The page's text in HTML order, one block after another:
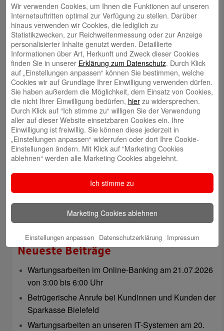
Christoph Kaleschke
Stephan Merkel
Rahel Neufeld
Natalia Tietz
Neueste Beiträge
Wartungsarbeiten im Online-Banking am 21.07.2026
von 3:00 bis 6:00 Uhr
Betrügerische Anrufe bei Kundinnen und Kunden der
Sparkasse Bielefeld
Wartungsarbeiten an unseren IT-Systemen am 20.
Wir verwenden Cookies, um Ihnen die Funktionen auf unseren
Internetauftritten optimal zur Verfügung zu stellen. Darüber
hinaus verwenden wir Cookies, die lediglich zu
Statistikzwecken, zur Reichweitenmessung oder zur Anzeige
personalisierter Inhalte genutzt werden. Detaillierte
Informationen über Art, Herkunft und Zweck dieser Cookies
finden Sie in unserer Erklärung zum Datenschutz. Durch Klick
auf „Einstellungen anpassen“ können Sie bestimmen, welche
Cookies wir auf Grundlage Ihrer Einwilligung verwenden dürfen.
Sie haben außerdem die Möglichkeit, dem Einsatz von Cookies,
die nicht Ihrer Einwilligung bedürfen, hierzu widersprechen.
Durch Klick auf “Ich stimme zu“ willigen Sie der Verwendung
aller auf dieser Website einsetzbaren Cookies ein. Ihre
Einwilligung ist freiwillig. Sie können diese jederzeit in
„Einstellungen anpassen“ widerrufen oder dort Ihre Cookie-
Einstellungen ändern. Mit Klick auf “Marketing Cookies
ablehnen“ werden alle Marketing Cookies abgelehnt.
Ich stimme zu
Marketing Cookies ablehnen
Einstellungen anpassen Datenschutzerklärung Impressum